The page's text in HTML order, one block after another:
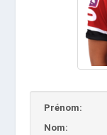
Prénom:
Nom: